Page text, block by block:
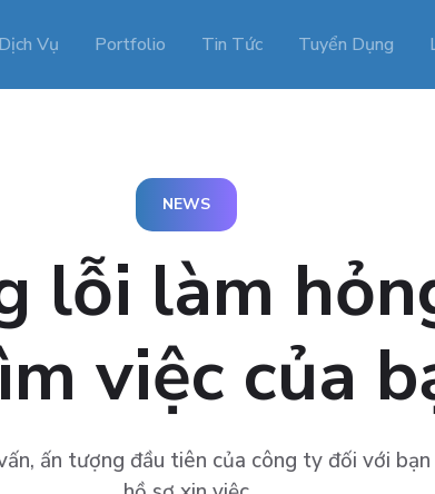
Dịch Vụ Portfolio Tin Tức Tuyển Dụng
NEWS
lỗi làm
việc của
ấn tượng đầu tiên của công ty đối với